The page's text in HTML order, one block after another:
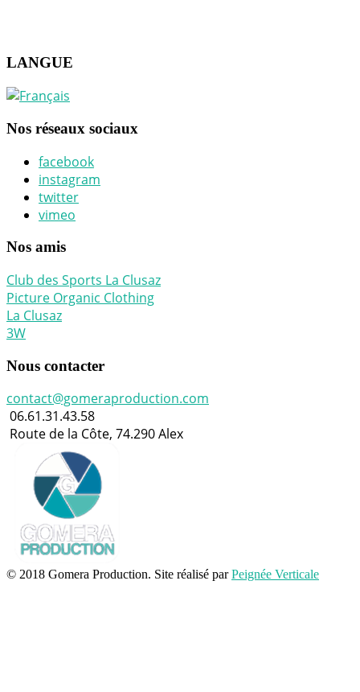
LANGUE
Nos réseaux sociaux
facebook
instagram
twitter
vimeo
Nos amis
Club des Sports La Clusaz
Picture Organic Clothing
La Clusaz
3W
Nous contacter
contact@gomeraproduction.com
06.61.31.43.58
Route de la Côte, 74.290 Alex
© 2018 Gomera Production. Site réalisé parPeignée Verticale